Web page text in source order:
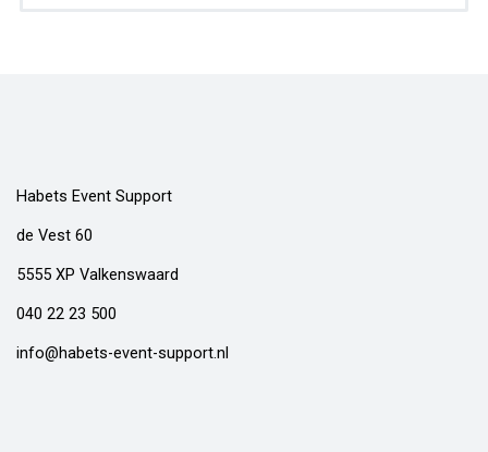
Habets Event Support
de Vest 60
5555 XP Valkenswaard
040 22 23 500
info@habets-event-support.nl